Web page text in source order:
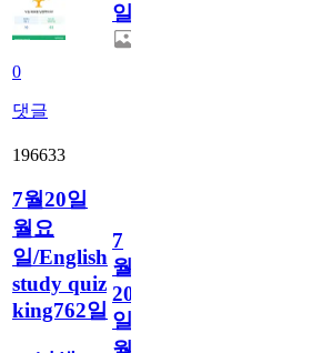
0
댓글
일
196633
7월20일
월요
일/English
study quiz
king762일
7
월
20
일